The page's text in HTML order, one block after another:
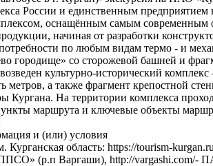
России и единственным
оснащённым самым современным
начиная от разработки
по любым видам термо - и
городище» со сторожевой башней и
культурно-исторический
метров, а также фрагмент крепостной
Кургана. На территории комплекса
маршрута и ключевые объекты
и (или) условия
область: https://tourism-
(р.п Варгаши), http://vargashi.com/-